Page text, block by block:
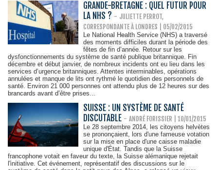
GRANDE-BRETAGNE : QUEL FUTUR POUR
LA NHS ? - JULIETTE PERROT,
CORRESPONDANTE À LONDRES | 05/02/2015
Le National Health Service (NHS) a traversé
des moments difficiles durant la période des
fêtes de fin d’année. Retour sur les
dysfonctionnements du système de santé publique britannique. Fin
décembre et début janvier, de nombreux incidents ont eu lieu dans les
services d’urgence britanniques. Attentes interminables, opérations
annulées et manque de lits ont rythmé le quotidien des personnels de
santé. Environ 21 000 personnes ont attendu plus de 12 heures sur des
brancards avant d’être prises...
SUISSE : UN SYSTÈME DE SANTÉ
DISCUTABLE - ANDRÉ FORISSIER | 10/01/2015
Le 28 septembre 2014, les citoyens helvètes
se prononçaient, lors d'une fameuse votation
sur la mise en place d'une caisse maladie
unique d'État. Tandis que la Suisse
francophone votait en faveur du texte, la Suisse alémanique rejetait
l'initiative. Cet événement, représentatif des discussions sur le